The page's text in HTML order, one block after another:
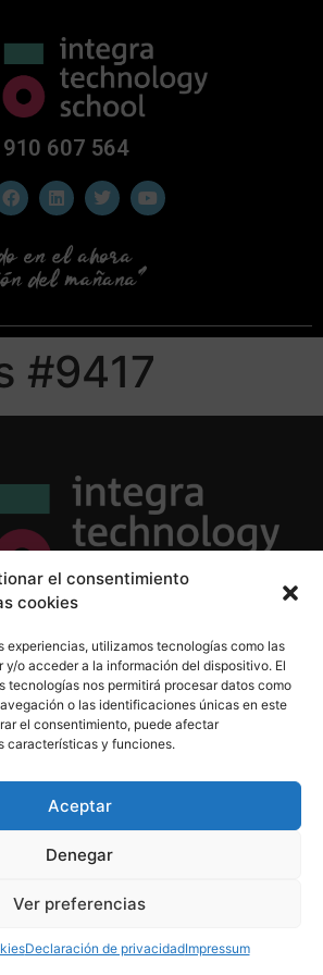
el consentimiento
cookies
experiencias, utilizamos tecnologías como las
o acceder a la información del dispositivo. El
tecnologías nos permitirá procesar datos como
o las identificaciones únicas en este
el consentimiento, puede afectar
características y funciones.
Aceptar
Denegar
Ver preferencias
Declaración de privacidadImpressum
910 607 564
#9417
Política de Cookies
Aviso Legal
910 607 564
derechos reservados